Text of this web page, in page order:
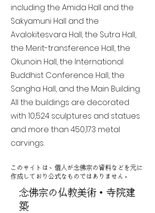
念佛宗の仏教美術・寺院建
築
including the Amida Hall and the
Sakyamuni Hall and the
Avalokitesvara Hall, the Sutra Hall,
the Merit-transference Hall, the
Okunoin Hall, the International
Buddhist Conference Hall, the
Sangha Hall, and the Main Building.
All the buildings are decorated
with 10,524 sculptures and statues
and more than 450,173 metal
carvings.
このサイトは、個人が念佛宗の資料などを元に
作成しており公式なものではありません。